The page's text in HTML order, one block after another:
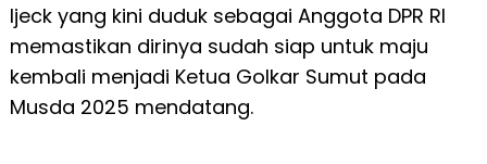
Ijeck yang kini duduk sebagai Anggota DPR RI
memastikan dirinya sudah siap untuk maju
kembali menjadi Ketua Golkar Sumut pada
Musda 2025 mendatang.